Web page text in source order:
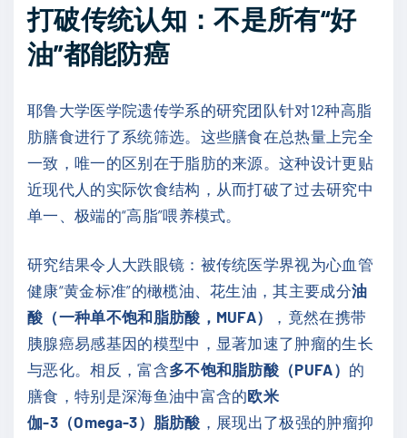
打破传统认知：不是所有“好
油”都能防癌
耶鲁大学医学院遗传学系的研究团队针对12种高脂
肪膳食进行了系统筛选。这些膳食在总热量上完全
一致，唯一的区别在于脂肪的来源。这种设计更贴
近现代人的实际饮食结构，从而打破了过去研究中
单一、极端的“高脂”喂养模式。
研究结果令人大跌眼镜：被传统医学界视为心血管
健康“黄金标准”的橄榄油、花生油，其主要成分油
酸（一种单不饱和脂肪酸，MUFA）
，竟然在携带
胰腺癌易感基因的模型中，显著加速了肿瘤的生长
与恶化。相反，富含多不饱和脂肪酸（PUFA） 的
膳食，特别是深海鱼油中富含的欧米
伽-3（Omega-3）脂肪酸 ，展现出了极强的肿瘤抑